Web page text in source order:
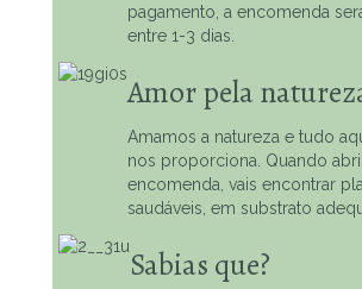
pagamento, a encomenda
entre 1-3 dias.
Amor pela
Amamos a natureza e tudo
nos proporciona. Quando
encomenda, vais encontrar
saudáveis, em substrato
Sabias que?